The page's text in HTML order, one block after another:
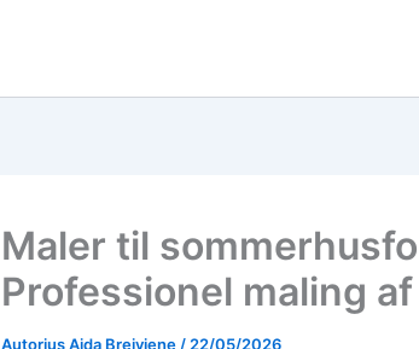
Maler til
Professionel maling
AutoriusAida Breiviene / 22/05/2026